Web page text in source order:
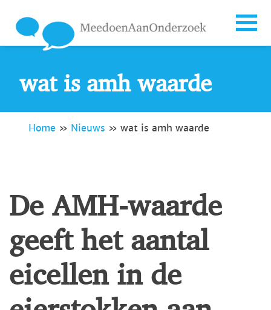
wat is amh waarde
Home » Nieuws » wat is amh waarde
De AMH-waarde
geeft het aantal
eicellen in de